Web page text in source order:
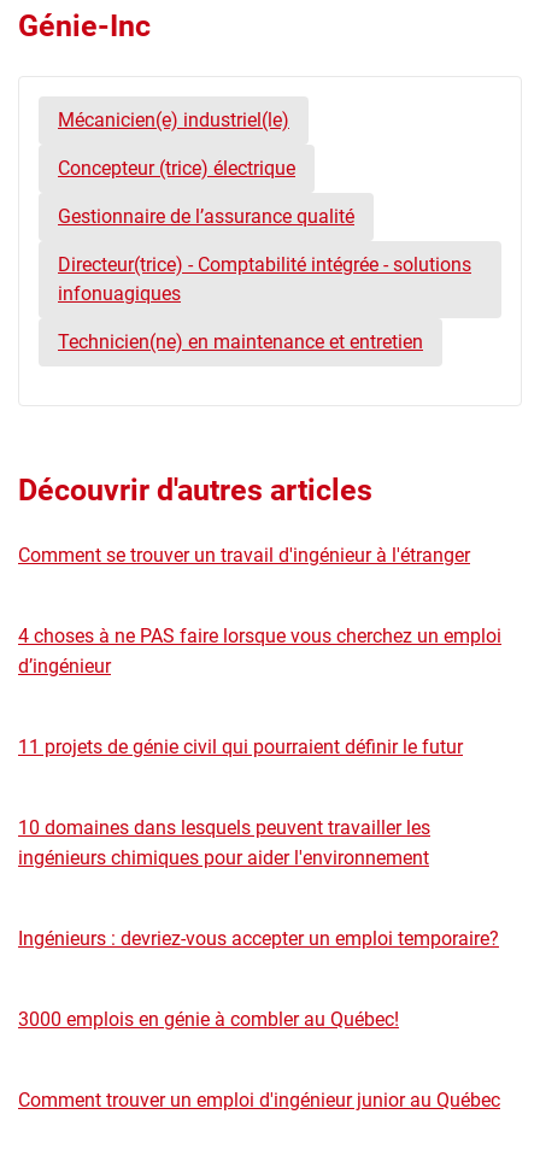
Génie-Inc
Mécanicien(e) industriel(le)
Concepteur (trice) électrique
Gestionnaire de l’assurance qualité
Directeur(trice) - Comptabilité intégrée - solutions
infonuagiques
Technicien(ne) en maintenance et entretien
Découvrir d'autres articles
Comment se trouver un travail d'ingénieur à l'étranger
4 choses à ne PAS faire lorsque vous cherchez un emploi
d’ingénieur
11 projets de génie civil qui pourraient définir le futur
10 domaines dans lesquels peuvent travailler les
ingénieurs chimiques pour aider l'environnement
Ingénieurs : devriez-vous accepter un emploi temporaire?
3000 emplois en génie à combler au Québec!
Comment trouver un emploi d'ingénieur junior au Québec